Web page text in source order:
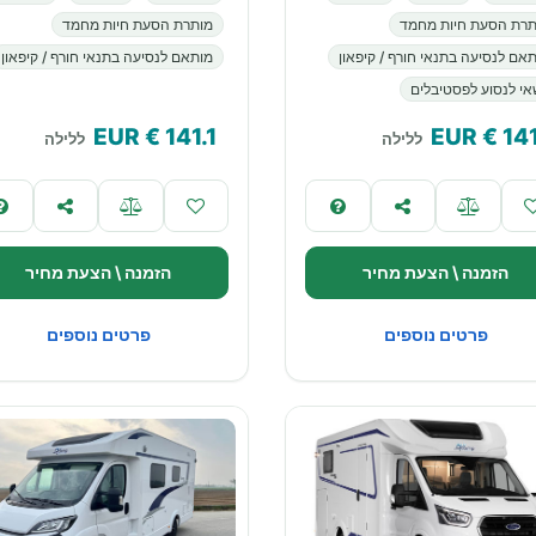
הסעת חיות מחמד
לנסיעה בתנאי חורף / קיפאון
לנסוע לפסטיבלים
€ EUR ללילה
הזמנה \ הצעת מחיר
פרטים נוספים
מותרת הסעת חיות מחמד
מותאם לנסיעה בתנאי חורף / קיפאון
141.1
€ EUR ללילה
הזמנה \ הצעת מחיר
פרטים נוספים